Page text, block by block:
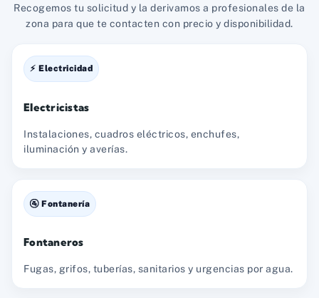
Recogemos tu solicitud y la derivamos a profesionales de la
zona para que te contacten con precio y disponibilidad.
⚡ Electricidad
Electricistas
Instalaciones, cuadros eléctricos, enchufes,
iluminación y averías.
🚰 Fontanería
Fontaneros
Fugas, grifos, tuberías, sanitarios y urgencias por agua.